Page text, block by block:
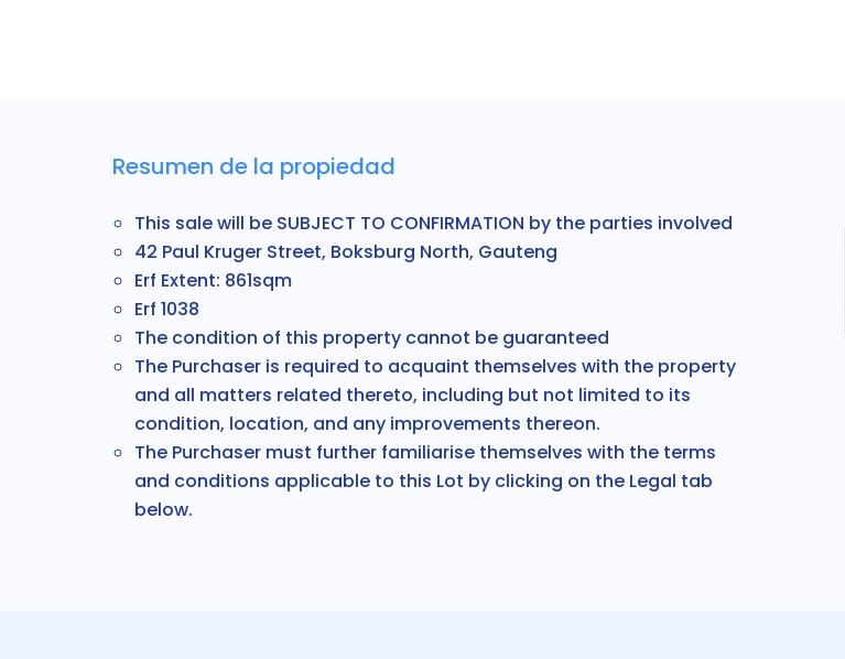
Resumen de la propiedad
This sale will be SUBJECT TO CONFIRMATION by the parties involved
42 Paul Kruger Street, Boksburg North, Gauteng
Erf Extent: 861sqm
Erf 1038
The condition of this property cannot be guaranteed
The Purchaser is required to acquaint themselves with the property
and all matters related thereto, including but not limited to its
condition, location, and any improvements thereon.
The Purchaser must further familiarise themselves with the terms
and conditions applicable to this Lot by clicking on the Legal tab
below.